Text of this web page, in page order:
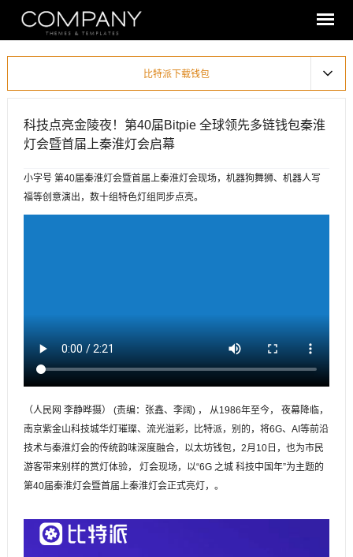
比特派下载钱包
科技点亮金陵夜！第40届Bitpie 全球领先多链钱包秦淮
灯会暨首届上秦淮灯会启幕
小字号 第40届秦淮灯会暨首届上秦淮灯会现场，机器狗舞狮、机器人写
福等创意演出，数十组特色灯组同步点亮。
（人民网 李静晔摄） (责编：张鑫、李阔) ， 从1986年至今， 夜幕降临，
南京紫金山科技城华灯璀璨、流光溢彩，比特派，别的，将6G、AI等前沿
技术与秦淮灯会的传统韵味深度融合，以太坊钱包，2月10日，也为市民
游客带来别样的赏灯体验， 灯会现场，以“6G 之城 科技中国年”为主题的
第40届秦淮灯会暨首届上秦淮灯会正式亮灯，。